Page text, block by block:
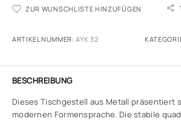
ZUR WUNSCHLISTE HINZUFÜGEN
ARTIKELNUMMER:AYK 32
BESCHREIBUNG
Dieses Tischgestell aus Metall präsentiert
modernen Formensprache. Die stabile